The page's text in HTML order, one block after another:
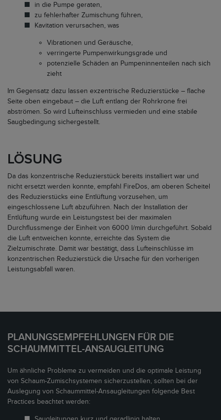
in die Pumpe geraten,
zu fehlerhafter Zumischung führen,
Kavitation verursachen, was
Vibrationen und Geräusche,
verringerte Pumpenwirkungsgrade und
potenzielle Schäden an Pumpeninnenteilen nach sich
zieht
Im Gegensatz dazu lassen exzentrische Reduzierstücke – flache
Seite oben eingebaut – die Luft entlang der Rohrkrone frei
abströmen. So wird Lufteinschluss vermieden und eine stabile
Saugbedingung sichergestellt.
LÖSUNG
Da das konzentrische Reduzierstück bereits installiert war und
nicht ersetzt werden konnte, empfahl FireDos, am oberen Scheitel
des Reduzierstücks eine Entlüftung vorzusehen, um
eingeschlossene Luft abzuführen. Nach der Installation der
Entlüftung wurde ein Leistungstest bei der maximalen
Durchflussmenge der Einheit von 6000 l/min durchgeführt. Sobald
die Luft entweichen konnte, erreichte das System die
Zielzumischrate. Damit war bestätigt, dass Lufteinschlüsse im
konzentrischen Reduzierstück die Ursache für den vorherigen
Leistungsabfall waren.
PLANUNGSEMPFEHLUNGEN FÜR DIE
SCHAUMMITTEL-ANSAUGLEITUNG
Um ähnliche Probleme zu vermeiden und die optimale Leistung
von Schaum-Zumischsystemen sicherzustellen, sollten bei der
Auslegung von Schaummittel-Ansaugleitungen folgende Best
Practices beachtet werden: